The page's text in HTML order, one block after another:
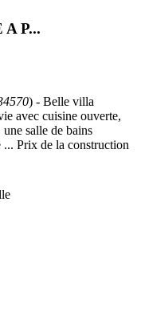
P...
) - Belle villa
avec cuisine ouverte,
salle de bains
... Prix de la construction